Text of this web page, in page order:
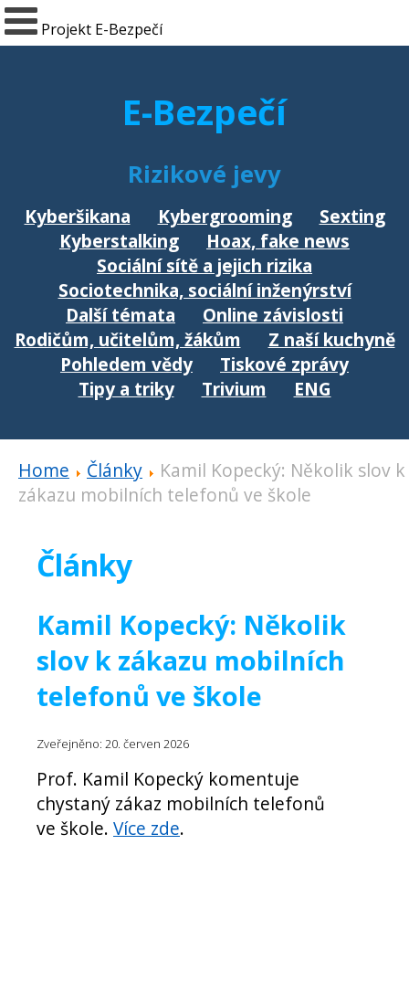
Projekt E-Bezpečí
E-Bezpečí
Rizikové jevy
Kyberšikana Kybergrooming
Sexting
Kyberstalking
Hoax, fake news
Sociální sítě a jejich rizika
Sociotechnika, sociální inženýrství
Další témata
Online závislosti
Rodičům, učitelům, žákům
Z naší kuchyně
Pohledem vědy
Tiskové zprávy
Tipy a triky
Trivium ENG
Home Články
Kamil Kopecký: Několik slov k
zákazu mobilních telefonů ve škole
Články
Kamil Kopecký: Několik
slov k zákazu mobilních
telefonů ve škole
Zveřejněno: 20. červen 2026
Prof. Kamil Kopecký komentuje
chystaný zákaz mobilních telefonů
ve škole. Více zde.